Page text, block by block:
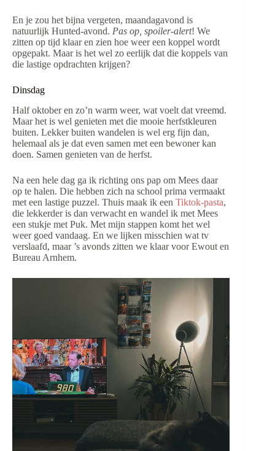
En je zou het bijna vergeten, maandagavond is
natuurlijk Hunted-avond. Pas op, spoiler-alert! We
zitten op tijd klaar en zien hoe weer een koppel wordt
opgepakt. Maar is het wel zo eerlijk dat die koppels van
die lastige opdrachten krijgen?
Dinsdag
Half oktober en zo’n warm weer, wat voelt dat vreemd.
Maar het is wel genieten met die mooie herfstkleuren
buiten. Lekker buiten wandelen is wel erg fijn dan,
helemaal als je dat even samen met een bewoner kan
doen. Samen genieten van de herfst.
Na een hele dag ga ik richting ons pap om Mees daar
op te halen. Die hebben zich na school prima vermaakt
met een lastige puzzel. Thuis maak ik een Tiktok-pasta,
die lekkerder is dan verwacht en wandel ik met Mees
een stukje met Puk. Met mijn stappen komt het wel
weer goed vandaag. En we lijken misschien wat tv
verslaafd, maar ’s avonds zitten we klaar voor Ewout en
Bureau Arnhem.